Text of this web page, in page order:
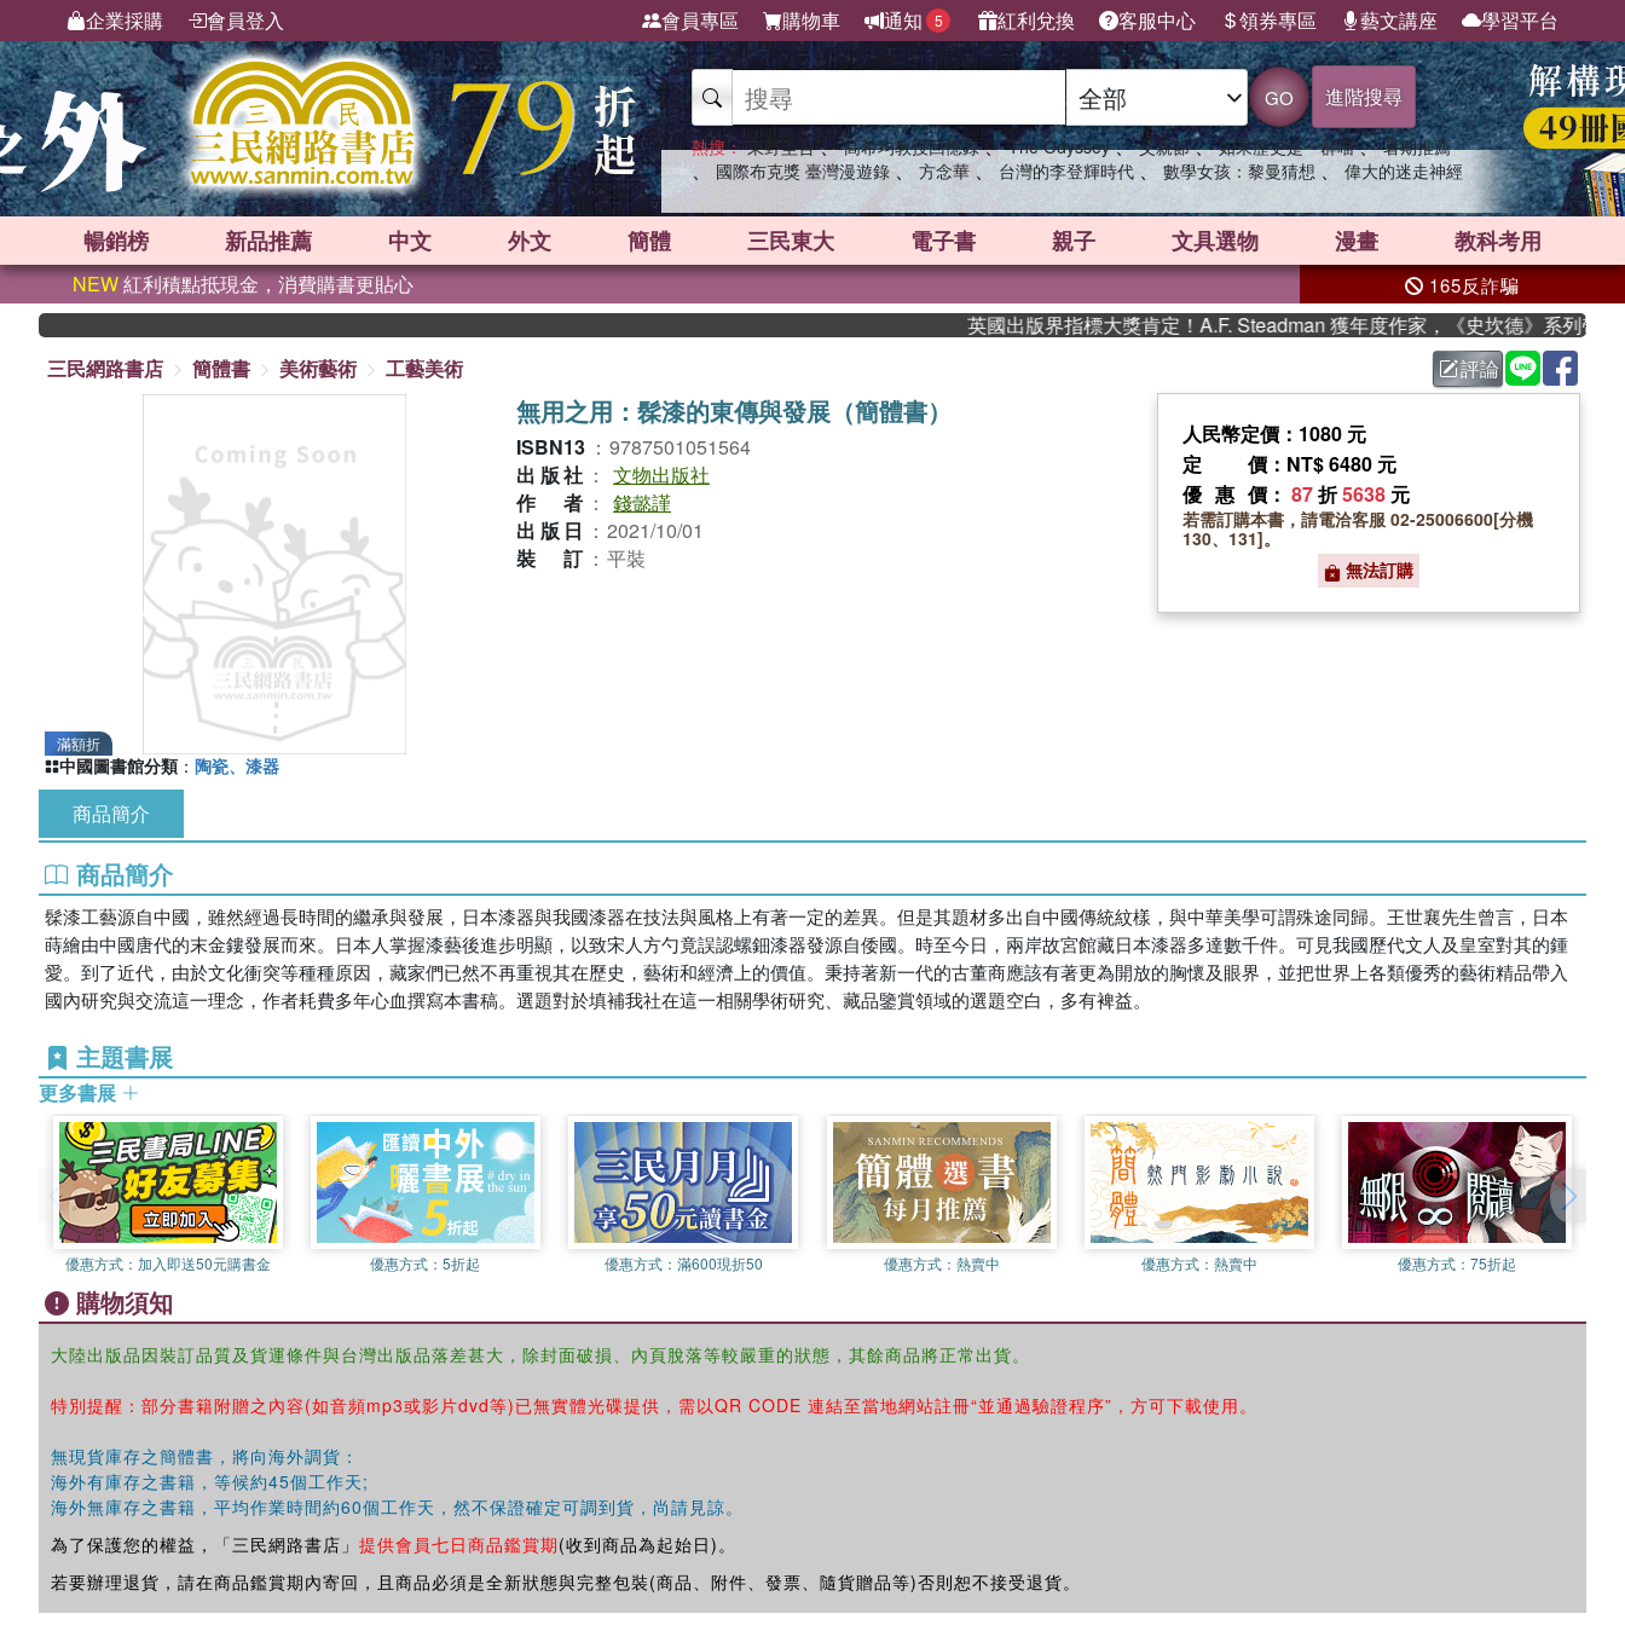
企業採購 會員登入 會員專區 購物車 通知 5 紅利兌換 客服中心 領券專區 藝文講座 學習平台
GO 進階搜尋
熱搜： 東野圭吾 、 高希均教授回憶錄 、 The Odyssey 、 父親節 、 如果歷史是一群喵 、 暑期推薦
、 國際布克獎 臺灣漫遊錄 、 方念華 、 台灣的李登輝時代 、 數學女孩：黎曼猜想 、 偉大的迷走神經
暢銷榜 新品推薦 中文 外文 簡體 三民東大 電子書 親子 文具選物 漫畫 教科考用
NEW紅利積點抵現金，消費購書更貼心 165反詐騙
英國出版界指標大獎肯定！A.F. Steadman 獲年度作家，《史坎德》系列帶你踏
三民網路書店
簡體書 美術藝術 工藝美術 評論
滿額折
無用之用：髹漆的東傳與發展（簡體書）
ISBN13 ： 9787501051564
出版社 ： 文物出版社
作者 ： 錢懿謹
出版日 ： 2021/10/01
裝訂 ： 平裝
人民幣定價：1080 元
定價 ：NT$ 6480 元
優惠價 ： 87折5638 元
若需訂購本書，請電洽客服 02-25006600[分機
130、131]。
無法訂購
中國圖書館分類 ： 陶瓷、漆器
商品簡介
商品簡介
髹漆工藝源自中國，雖然經過長時間的繼承與發展，日本漆器與我國漆器在技法與風格上有著一定的差異。但是其題材多出自中國傳統紋樣，與中華美學可謂殊途同歸。王世襄先生曾言，日本
蒔繪由中國唐代的末金鏤發展而來。日本人掌握漆藝後進步明顯，以致宋人方勺竟誤認螺鈿漆器發源自倭國。時至今日，兩岸故宮館藏日本漆器多達數千件。可見我國歷代文人及皇室對其的鍾
愛。到了近代，由於文化衝突等種種原因，藏家們已然不再重視其在歷史，藝術和經濟上的價值。秉持著新一代的古董商應該有著更為開放的胸懷及眼界，並把世界上各類優秀的藝術精品帶入
國內研究與交流這一理念，作者耗費多年心血撰寫本書稿。選題對於填補我社在這一相關學術研究、藏品鑒賞領域的選題空白，多有裨益。
主題書展
更多書展
優惠方式： 加入即送50元購書金 優惠方式：5折起 優惠方式： 滿600現折50 優惠方式： 熱賣中 優惠方式： 熱賣中 優惠方式：75折起
購物須知
大陸出版品因裝訂品質及貨運條件與台灣出版品落差甚大，除封面破損、內頁脫落等較嚴重的狀態，其餘商品將正常出貨。
特別提醒：部分書籍附贈之內容(如音頻mp3或影片dvd等)已無實體光碟提供，需以QR CODE 連結至當地網站註冊“並通過驗證程序”，方可下載使用。
無現貨庫存之簡體書，將向海外調貨：
海外有庫存之書籍，等候約45個工作天;
海外無庫存之書籍，平均作業時間約60個工作天，然不保證確定可調到貨，尚請見諒。
為了保護您的權益，「三民網路書店」 提供會員七日商品鑑賞期(收到商品為起始日)。
若要辦理退貨，請在商品鑑賞期內寄回，且商品必須是全新狀態與完整包裝(商品、附件、發票、隨貨贈品等)否則恕不接受退貨。